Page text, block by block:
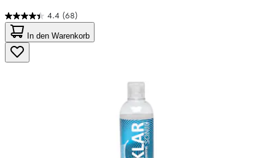
4.4 (68)
4.4
von
5
Sternen.
68
In den Warenkorb